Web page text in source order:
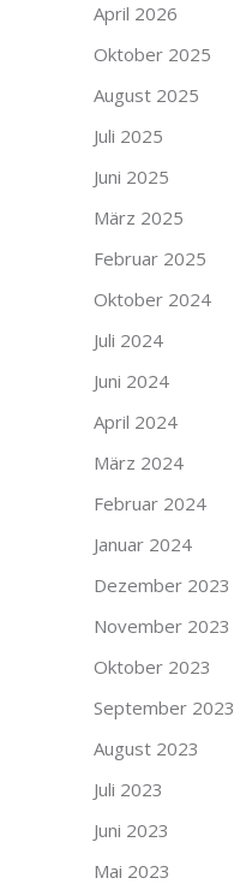
April 2026
Oktober 2025
August 2025
Juli 2025
Juni 2025
März 2025
Februar 2025
Oktober 2024
Juli 2024
Juni 2024
April 2024
März 2024
Februar 2024
Januar 2024
Dezember 2023
November 2023
Oktober 2023
September 2023
August 2023
Juli 2023
Juni 2023
Mai 2023